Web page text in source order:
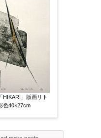
HIKARI」版画リト
色40×27cm